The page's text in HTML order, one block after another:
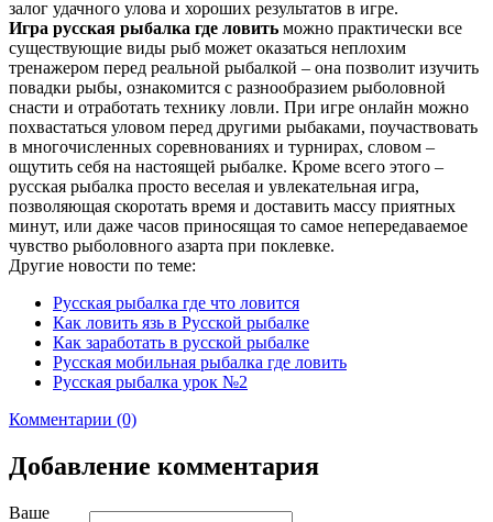
залог удачного улова и хороших результатов в игре.
Игра русская рыбалка где ловить можно практически все
существующие виды рыб может оказаться неплохим
тренажером перед реальной рыбалкой – она позволит изучить
повадки рыбы, ознакомится с разнообразием рыболовной
снасти и отработать технику ловли. При игре онлайн можно
похвастаться уловом перед другими рыбаками, поучаствовать
в многочисленных соревнованиях и турнирах, словом –
ощутить себя на настоящей рыбалке. Кроме всего этого –
русская рыбалка просто веселая и увлекательная игра,
позволяющая скоротать время и доставить массу приятных
минут, или даже часов приносящая то самое непередаваемое
чувство рыболовного азарта при поклевке.
Другие новости по теме:
Русская рыбалка где что ловится
Как ловить язь в Русской рыбалке
Как заработать в русской рыбалке
Русская мобильная рыбалка где ловить
Русская рыбалка урок №2
Комментарии (0)
Добавление комментария
Ваше